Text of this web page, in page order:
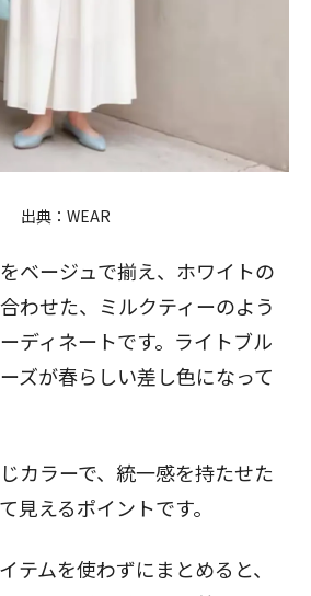
出典： WEAR
ベージュで揃え、ホワイトの
わせた、ミルクティーのよう
ディネートです。ライトブル
ズが春らしい差し色になって
カラーで、統一感を持たせた
見えるポイントです。
テムを使わずにまとめると、